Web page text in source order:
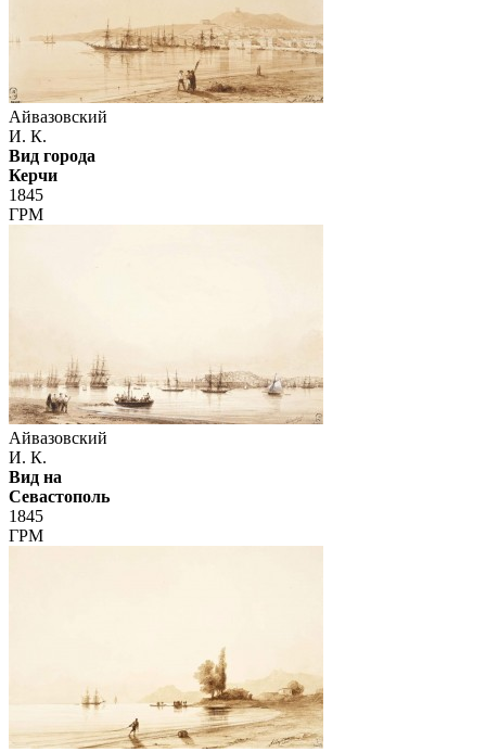
Айвазовский
И. К.
Вид города
Керчи
1845
ГРМ
Айвазовский
И. К.
Вид на
Севастополь
1845
ГРМ